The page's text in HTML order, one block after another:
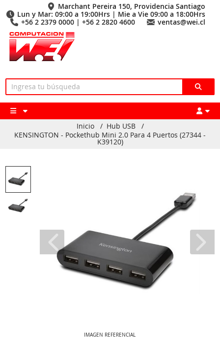
Marchant Pereira 150, Providencia Santiago
Lun y Mar: 09:00 a 19:00Hrs | Mie a Vie 09:00 a 18:00Hrs
+56 2 2379 0000 | +56 2 2820 4600
ventas@wei.cl
Inicio / Hub USB
/
KENSINGTON - Pockethub Mini 2.0 Para 4 Puertos (27344 -
K39120)
IMAGEN REFERENCIAL